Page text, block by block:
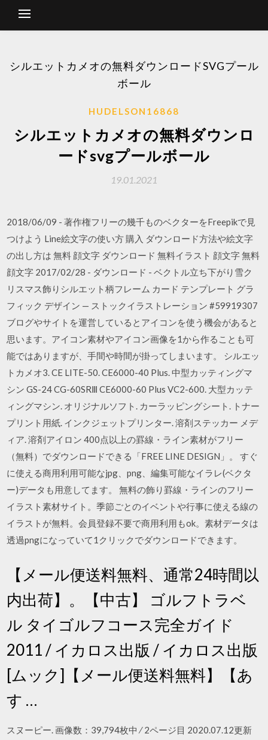
シルエットカメオの無料ダウンロードSVGプール
ボール
HUDELSON16868
シルエットカメオの無料ダウンロ
ードsvgプールボール
19.01.2021
2018/06/09 - 著作権フリーの幾千ものベクターをFreepikで見
つけよう Line絵文字の使い方 購入 ダウンロード方法や絵文字
の出し方は 無料 顔文字 ダウンロード 無料イラスト 顔文字 無料
顔文字 2017/02/28 - ダウンロード - ベクトル立ち下がり雪ク
リスマス飾りシルエット柄フレーム カード テンプレート グラ
フィック デザイン — ストックイラストレーション #59919307
ブログやサイトを運営しているとアイコンを使う機会があると
思います。アイコン素材やアイコン画像を1から作ることも可
能ではありますが、手間や時間が掛ってしまいます。 シルエッ
トカメオ3. CE LITE-50. CE6000-40 Plus. 中型カッティングマ
シン GS-24 CG-60SRⅢ CE6000-60 Plus VC2-600. 大型カッテ
ィングマシン. オリジナルソフト. カーラッピングシート. トナー
プリント用紙. インクジェットプリンター. 溶剤ステッカー メデ
ィア. 溶剤アイロン 400点以上の罫線・ライン素材がフリー
（無料）でダウンロードできる「FREE LINE DESIGN」。 すぐ
に使える商用利用可能なjpg、png、編集可能なイラレ(ベクタ
ー)データも用意してます。 無料の飾り罫線・ラインのフリー
イラスト素材サイト。季節ごとのイベントや行事に使える線の
イラストが無料。会員登録不要で商用利用もok。素材データは
透過pngになっていて1クリックでダウンロードできます。
【メール便送料無料、通常24時間以
内出荷】。【中古】 ゴルフトラベ
ル タイゴルフコース完全ガイド
2011 / イカロス出版 / イカロス出版
[ムック]【メール便送料無料】【あ
す …
スヌーピー. 画像数：39,794枚中 ⁄ 2ページ目 2020.07.12更新